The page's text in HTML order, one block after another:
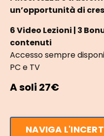
un’opportunità di
6 Video Lezioni | 3
contenuti
Accesso sempre
PC e TV
A soli 27€
NAVIGA